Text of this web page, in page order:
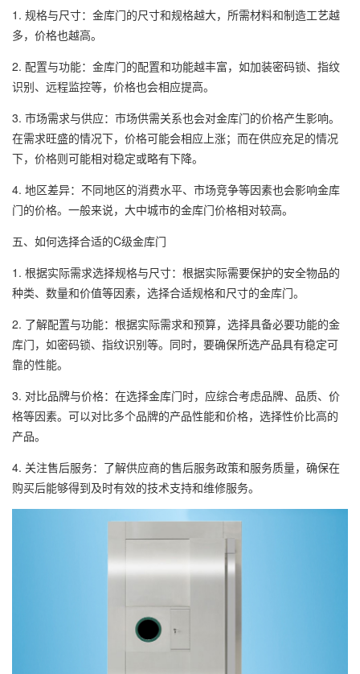
1. 规格与尺寸：金库门的尺寸和规格越大，所需材料和制造工艺越
多，价格也越高。
2. 配置与功能：金库门的配置和功能越丰富，如加装密码锁、指纹
识别、远程监控等，价格也会相应提高。
3. 市场需求与供应：市场供需关系也会对金库门的价格产生影响。
在需求旺盛的情况下，价格可能会相应上涨；而在供应充足的情况
下，价格则可能相对稳定或略有下降。
4. 地区差异：不同地区的消费水平、市场竞争等因素也会影响金库
门的价格。一般来说，大中城市的金库门价格相对较高。
五、如何选择合适的C级金库门
1. 根据实际需求选择规格与尺寸：根据实际需要保护的安全物品的
种类、数量和价值等因素，选择合适规格和尺寸的金库门。
2. 了解配置与功能：根据实际需求和预算，选择具备必要功能的金
库门，如密码锁、指纹识别等。同时，要确保所选产品具有稳定可
靠的性能。
3. 对比品牌与价格：在选择金库门时，应综合考虑品牌、品质、价
格等因素。可以对比多个品牌的产品性能和价格，选择性价比高的
产品。
4. 关注售后服务：了解供应商的售后服务政策和服务质量，确保在
购买后能够得到及时有效的技术支持和维修服务。